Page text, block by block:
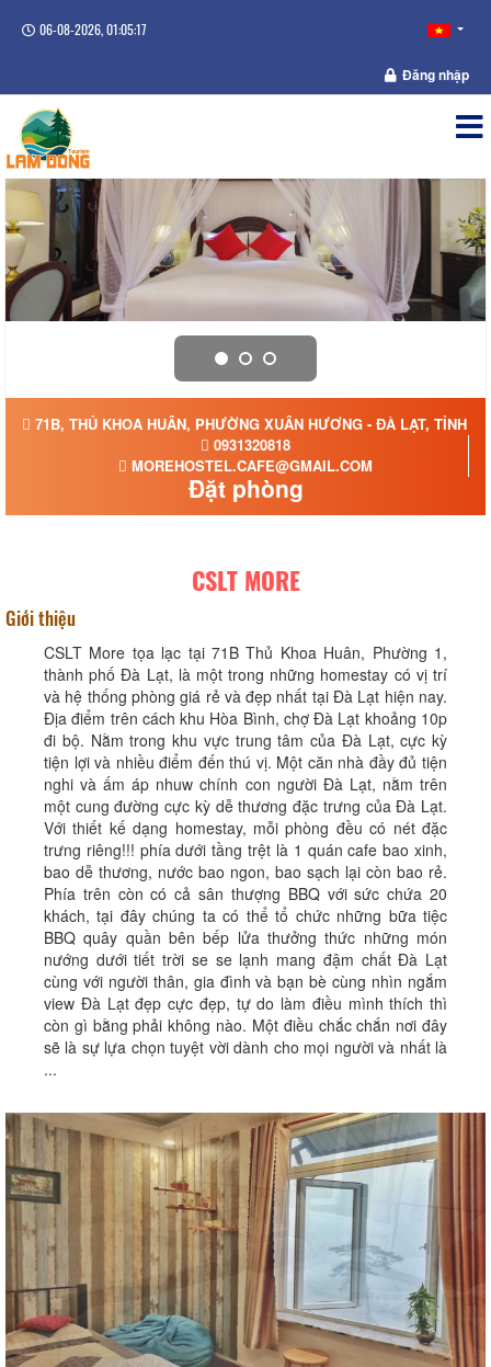
06-08-2026, 01:05:17
Đăng nhập
71B, THỦ KHOA HUÂN, PHƯỜNG XUÂN HƯƠNG - ĐÀ LẠT, TỈNH
0931320818
MOREHOSTEL.CAFE@GMAIL.COM
Đặt phòng
CSLT MORE
Giới thiệu
CSLT More tọa lạc tại 71B Thủ Khoa Huân, Phường 1,
thành phố Đà Lạt, là một trong những homestay có vị trí
và hệ thống phòng giá rẻ và đẹp nhất tại Đà Lạt hiện nay.
Địa điểm trên cách khu Hòa Bình, chợ Đà Lạt khoảng 10p
đi bộ. Nằm trong khu vực trung tâm của Đà Lạt, cực kỳ
tiện lợi và nhiều điểm đến thú vị. Một căn nhà đầy đủ tiện
nghi và ấm áp nhuw chính con người Đà Lạt, nằm trên
một cung đường cực kỳ dễ thương đặc trưng của Đà Lạt.
Với thiết kế dạng homestay, mỗi phòng đều có nét đặc
trưng riêng!!! phía dưới tầng trệt là 1 quán cafe bao xinh,
bao dễ thương, nước bao ngon, bao sạch lại còn bao rẻ.
Phía trên còn có cả sân thượng BBQ với sức chứa 20
khách, tại đây chúng ta có thể tổ chức những bữa tiệc
BBQ quây quần bên bếp lửa thưởng thức những món
nướng dưới tiết trời se se lạnh mang đậm chất Đà Lạt
cùng với người thân, gia đình và bạn bè cùng nhìn ngắm
view Đà Lạt đẹp cực đẹp, tự do làm điều mình thích thì
còn gì bằng phải không nào. Một điều chắc chắn nơi đây
sẽ là sự lựa chọn tuyệt vời dành cho mọi người và nhất là
...